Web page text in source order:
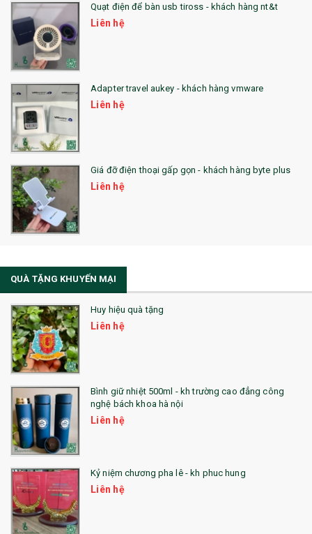
QUÀ TẶNG KHUYẾN MẠI
QUÀ TẶNG SX NHANH
QUÀ TẶNG HỘI THẢO
QUÀ TẶNG CÔNG NGHỆ
SẢN PHẨM ĐÃ THỰC HIỆN
QUÀ TẶNG SỨC KHỎE
SẢN PHẨM MỚI 2021
Sổ Sạc Đa Năng
La Fonte
Sổ Lò Xo
Quạt điện để bàn usb tiross - khách hàng nt&t
Liên hệ
Adapter travel aukey - khách hàng vmware
Liên hệ
Giá đỡ điện thoại gấp gọn - khách hàng byte plus
Liên hệ
QUÀ TẶNG KHUYẾN MẠI
Huy hiệu quà tặng
Liên hệ
Bình giữ nhiệt 500ml - kh trường cao đẳng công
nghệ bách khoa hà nội
Liên hệ
Kỷ niệm chương pha lê - kh phuc hung
Liên hệ